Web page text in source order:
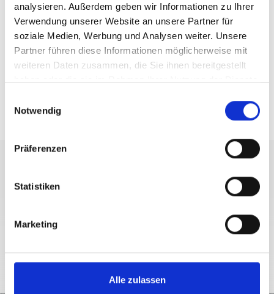
analysieren. Außerdem geben wir Informationen zu Ihrer
Verwendung unserer Website an unsere Partner für
soziale Medien, Werbung und Analysen weiter. Unsere
Partner führen diese Informationen möglicherweise mit
weiteren Daten zusammen, die Sie ihnen bereitgestellt
haben oder die sie im Rahmen Ihrer Nutzung der Dienste
Notwendig
Präferenzen
Statistiken
Marketing
Alle zulassen
BUS
Interaktive Karte